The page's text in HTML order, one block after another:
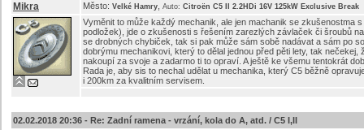
Mikra Město: Velké Hamry Auto: Citroën C5 II 2.2HDi 16V 125kW Exclusive Break
Vyměnit to může každý mechanik, ale jen machanik se zkušenostma
podložek), jde o zkušenosti s řešením zarezlých závlaček či šroubů
se drobných chybiček, tak si pak může sám sobě nadávat a sám po
dobrýmu mechanikovi, který to dělal jednou před pěti lety, tak
nakoupí za svoje a zadarmo ti to opraví. A ještě ke všemu tentokrát
Rada je, aby sis to nechal udělat u mechanika, který C5 běžně
i 200km za kvalitním servisem.
02.02.2018 20:36 - Re: Zadní ramena - vrzání, kola do A, atd. / C5 I,II